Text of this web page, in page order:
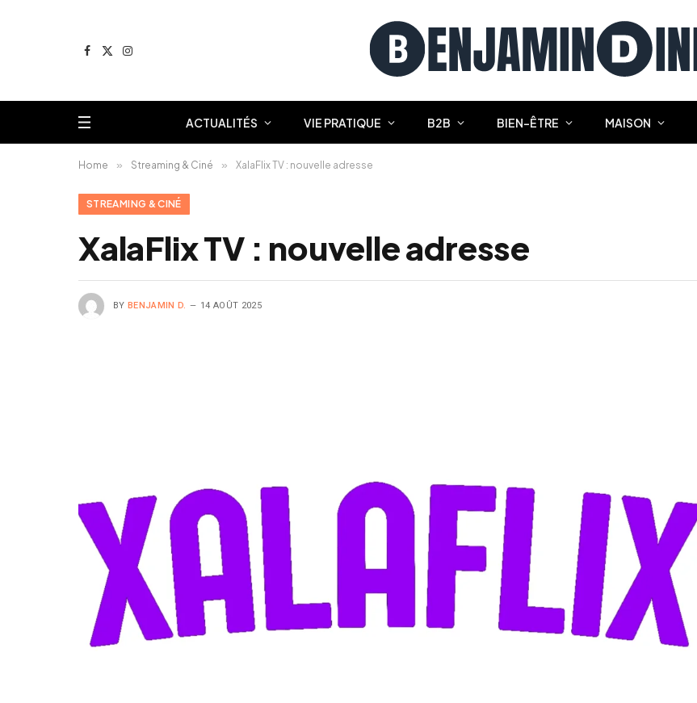
Facebook
X
Instagram
ACTUALITÉS VIE PRATIQUE B2B BIEN-ÊTRE MAISON
Home » Streaming & Ciné » XalaFlix TV : nouvelle adresse
STREAMING & CINÉ
XalaFlix TV : nouvelle adresse
BY BENJAMIN D. 14 AOÛT 2025